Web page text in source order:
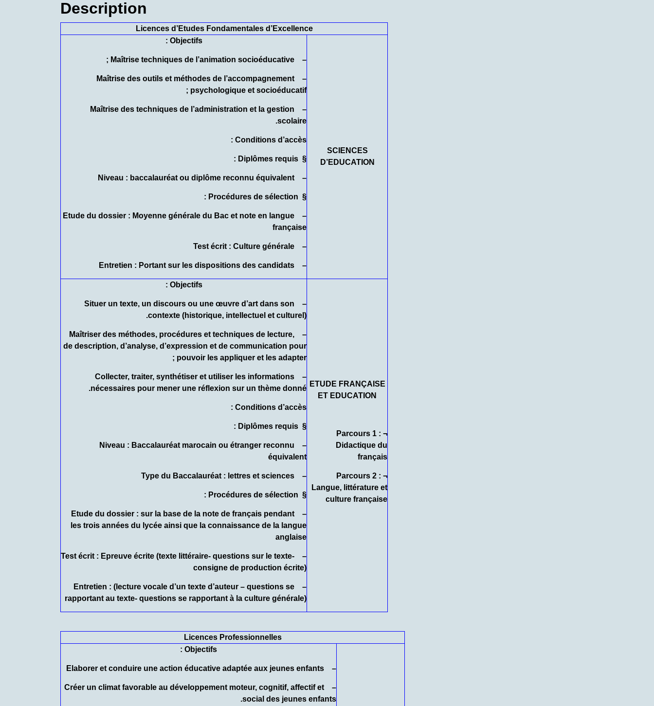
Description
Licences d’Etudes Fondamentales d’Excellence
SCIENCES
D’EDUCATION
Objectifs :
– Maîtrise techniques de l’animation socioéducative ;
– Maîtrise des outils et méthodes de l’accompagnement
psychologique et socioéducatif ;
– Maîtrise des techniques de l’administration et la gestion
scolaire.
Conditions d’accès :
§
Diplômes requis :
– Niveau : baccalauréat ou diplôme reconnu équivalent
§
Procédures de sélection :
– Etude du dossier : Moyenne générale du Bac et note en langue
française
– Test écrit : Culture générale
– Entretien : Portant sur les dispositions des candidats
ETUDE FRANÇAISE
ET EDUCATION
¬ Parcours 1 :
Didactique du
français
¬ Parcours 2 :
Langue, littérature et
culture française
Objectifs :
– Situer un texte, un discours ou une œuvre d’art dans son
contexte (historique, intellectuel et culturel).
– Maîtriser des méthodes, procédures et techniques de lecture,
de description, d’analyse, d’expression et de communication pour
pouvoir les appliquer et les adapter ;
– Collecter, traiter, synthétiser et utiliser les informations
nécessaires pour mener une réflexion sur un thème donné.
Conditions d’accès :
§
Diplômes requis :
– Niveau : Baccalauréat marocain ou étranger reconnu
équivalent
– Type du Baccalauréat : lettres et sciences
§
Procédures de sélection :
– Etude du dossier : sur la base de la note de français pendant
les trois années du lycée ainsi que la connaissance de la langue
anglaise
– Test écrit : Epreuve écrite (texte littéraire- questions sur le texte-
consigne de production écrite)
– Entretien : (lecture vocale d’un texte d’auteur – questions se
rapportant au texte- questions se rapportant à la culture générale)
Licences Professionnelles
Objectifs :
– Elaborer et conduire une action éducative adaptée aux jeunes enfants
– Créer un climat favorable au développement moteur, cognitif, affectif et
social des jeunes enfants.